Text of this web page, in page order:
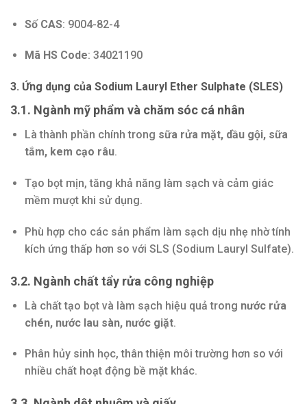
Số CAS: 9004-82-4
Mã HS Code: 34021190
3. Ứng dụng của Sodium Lauryl Ether Sulphate (SLES)
3.1. Ngành mỹ phẩm và chăm sóc cá nhân
Là thành phần chính trong sữa rửa mặt, dầu gội, sữa
tắm, kem cạo râu.
Tạo bọt mịn, tăng khả năng làm sạch và cảm giác
mềm mượt khi sử dụng.
Phù hợp cho các sản phẩm làm sạch dịu nhẹ nhờ tính
kích ứng thấp hơn so với SLS (Sodium Lauryl Sulfate).
3.2. Ngành chất tẩy rửa công nghiệp
Là chất tạo bọt và làm sạch hiệu quả trong nước rửa
chén, nước lau sàn, nước giặt.
Phân hủy sinh học, thân thiện môi trường hơn so với
nhiều chất hoạt động bề mặt khác.